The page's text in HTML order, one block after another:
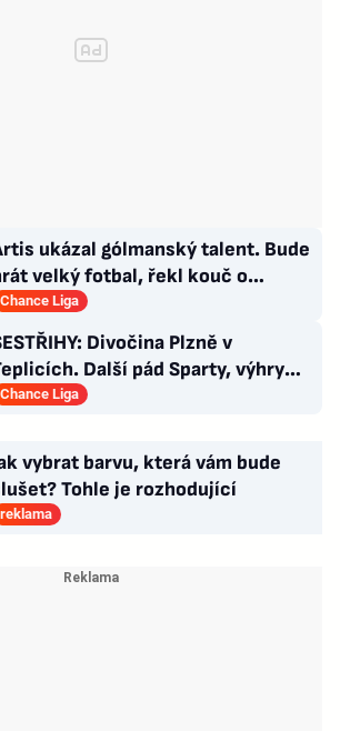
ukázal gólmanský talent. Bude
velký fotbal, řekl kouč o
Body ale má Sigma
Chance Liga
Divočina Plzně v
Další pád Sparty, výhry
i Hradce s Baníkem
Chance Liga
vybrat barvu, která vám bude
Tohle je rozhodující
reklama